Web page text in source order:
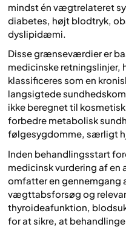
mindst én vægtrelateret
diabetes, højt blodtryk,
dyslipidæmi.
Disse grænseværdier er
medicinske
klassificeres som en
langsigtede
ikke beregnet til
forbedre metabolisk
følgesygdomme, særligt
Inden behandlingsstart
medicinsk vurdering af
omfatter en gennemgang
vægttabsforsøg og
thyroideafunktion,
for at sikre, at